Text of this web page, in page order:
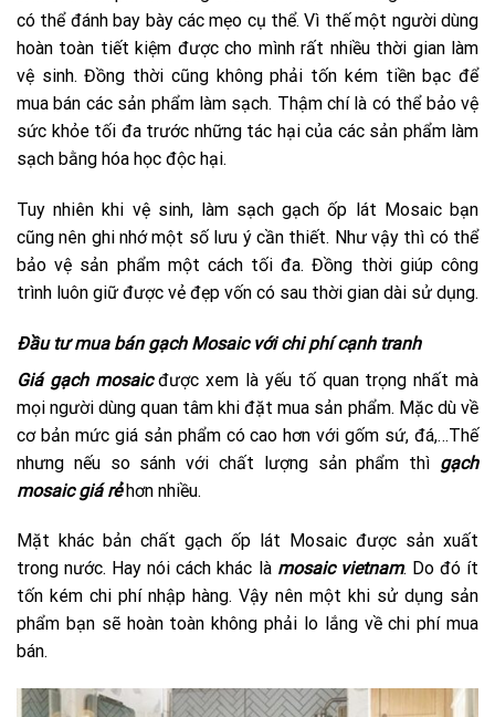
có thể đánh bay bày các mẹo cụ thể. Vì thế một người dùng
hoàn toàn tiết kiệm được cho mình rất nhiều thời gian làm
vệ sinh. Đồng thời cũng không phải tốn kém tiền bạc để
mua bán các sản phẩm làm sạch. Thậm chí là có thể bảo vệ
sức khỏe tối đa trước những tác hại của các sản phẩm làm
sạch bằng hóa học độc hại.
Tuy nhiên khi vệ sinh, làm sạch gạch ốp lát Mosaic bạn
cũng nên ghi nhớ một số lưu ý cần thiết. Như vậy thì có thể
bảo vệ sản phẩm một cách tối đa. Đồng thời giúp công
trình luôn giữ được vẻ đẹp vốn có sau thời gian dài sử dụng.
Đầu tư mua bán gạch Mosaic với chi phí cạnh tranh
Giá gạch mosaicđược xem là yếu tố quan trọng nhất mà
mọi người dùng quan tâm khi đặt mua sản phẩm. Mặc dù về
cơ bản mức giá sản phẩm có cao hơn với gốm sứ, đá,…Thế
nhưng nếu so sánh với chất lượng sản phẩm thì gạch
mosaic giá rẻhơn nhiều.
Mặt khác bản chất gạch ốp lát Mosaic được sản xuất
trong nước. Hay nói cách khác là mosaic vietnam. Do đó ít
tốn kém chi phí nhập hàng. Vậy nên một khi sử dụng sản
phẩm bạn sẽ hoàn toàn không phải lo lắng về chi phí mua
bán.